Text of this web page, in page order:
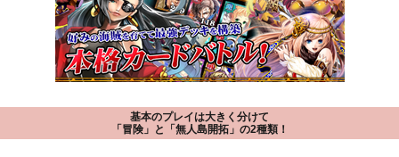
基本のプレイは大きく分けて
「冒険」と「無人島開拓」の2種類！